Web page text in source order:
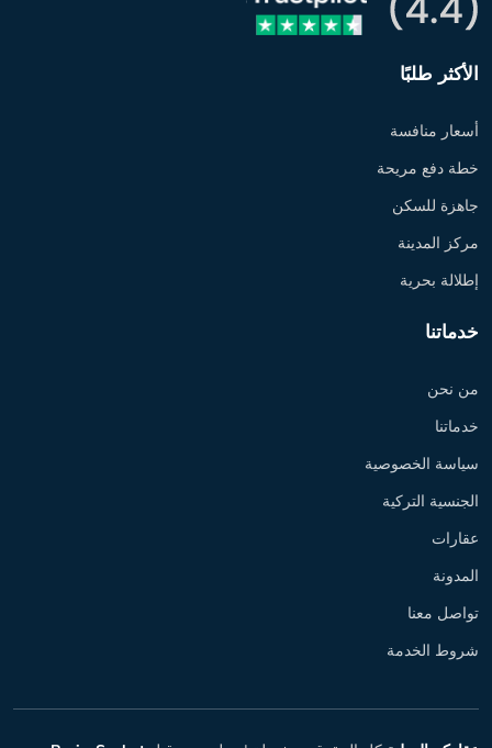
الأكثر طلبًا
أسعار منافسة
خطة دفع مريحة
جاهزة للسكن
مركز المدينة
إطلالة بحرية
خدماتنا
من نحن
خدماتنا
سياسة الخصوصية
الجنسية التركية
عقارات
المدونة
تواصل معنا
شروط الخدمة